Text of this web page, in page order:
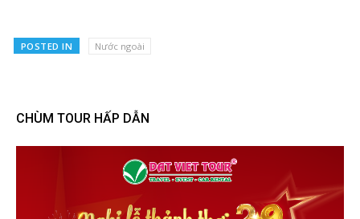
POSTED IN Nước ngoài
CHÙM TOUR HẤP DẪN